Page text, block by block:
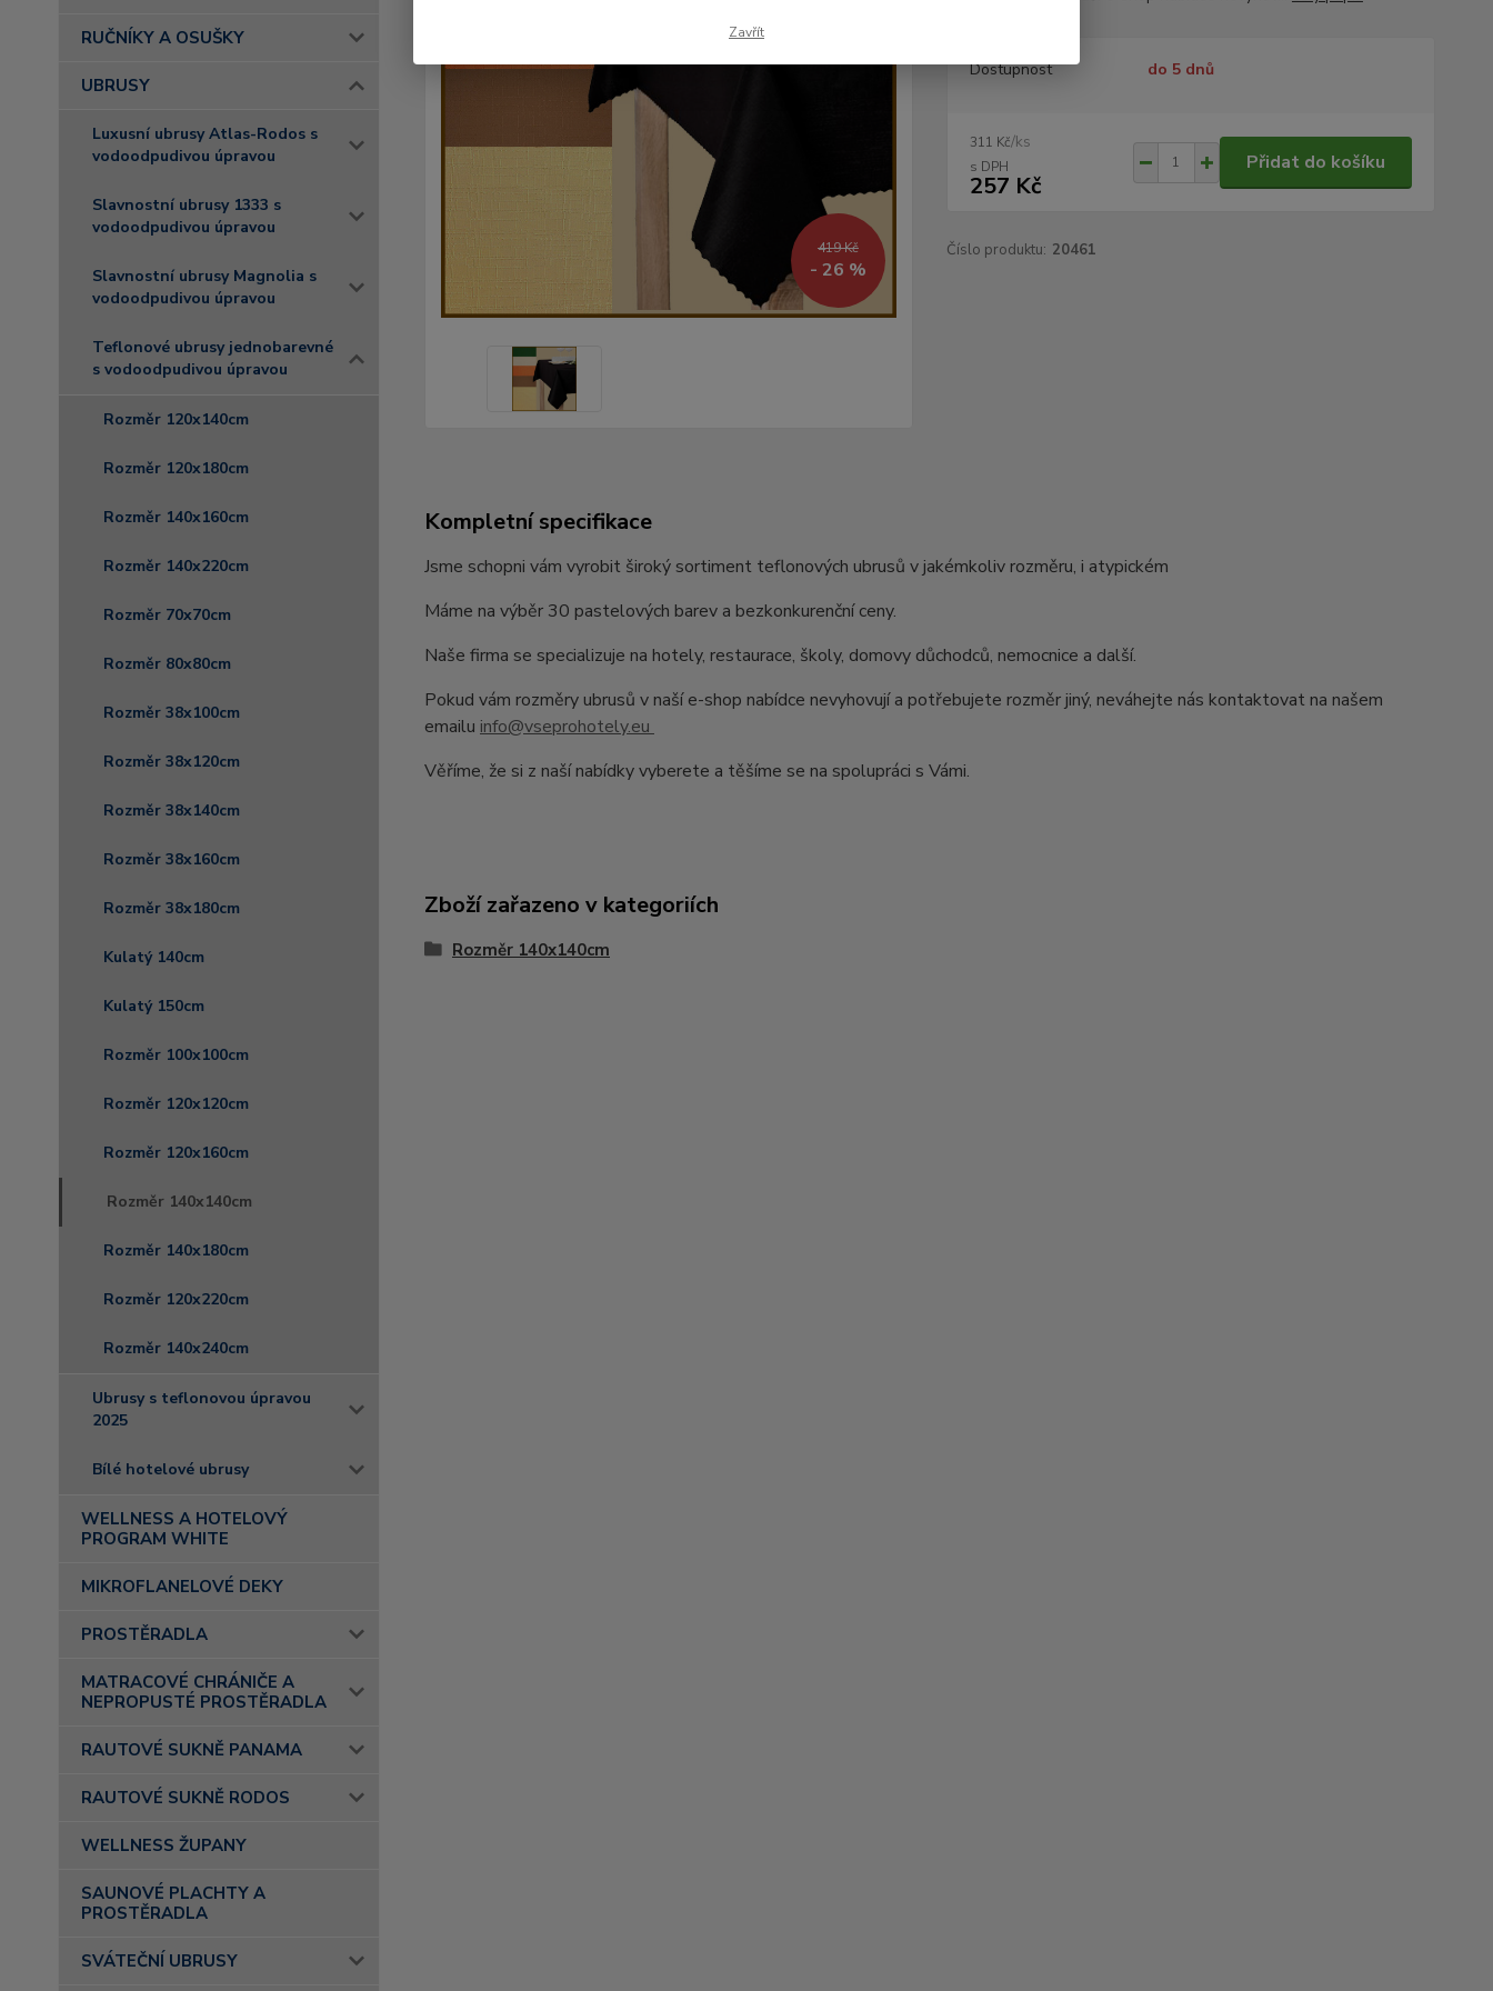
RUČNÍKY A OSUŠKY
UBRUSY
Luxusní ubrusy Atlas-Rodos s
vodoodpudivou úpravou
Slavnostní ubrusy 1333 s
vodoodpudivou úpravou
Slavnostní ubrusy Magnolia s
vodoodpudivou úpravou
Teflonové ubrusy jednobarevné
s vodoodpudivou úpravou
Rozměr 120x140cm
Rozměr 120x180cm
Rozměr 140x160cm
Rozměr 140x220cm
Rozměr 70x70cm
Rozměr 80x80cm
Rozměr 38x100cm
Rozměr 38x120cm
Rozměr 38x140cm
Rozměr 38x160cm
Rozměr 38x180cm
Kulatý 140cm
Kulatý 150cm
Rozměr 100x100cm
Rozměr 120x120cm
Rozměr 120x160cm
Rozměr 140x140cm
Rozměr 140x180cm
Rozměr 120x220cm
Rozměr 140x240cm
Ubrusy s teflonovou úpravou
2025
Bílé hotelové ubrusy
WELLNESS A HOTELOVÝ
PROGRAM WHITE
MIKROFLANELOVÉ DEKY
PROSTĚRADLA
MATRACOVÉ CHRÁNIČE A
NEPROPUSTÉ PROSTĚRADLA
RAUTOVÉ SUKNĚ PANAMA
RAUTOVÉ SUKNĚ RODOS
WELLNESS ŽUPANY
SAUNOVÉ PLACHTY A
PROSTĚRADLA
SVÁTEČNÍ UBRUSY
419 Kč
- 26 %
Dostupnost do 5 dnů
311 Kč/ks
257 Kč
Přidat do košíku
Číslo produktu: 20461
Kompletní specifikace
Jsme schopni vám vyrobit široký sortiment teflonových ubrusů v jakémkoliv rozměru, i atypickém
Máme na výběr 30 pastelových barev a bezkonkurenční ceny.
Naše firma se specializuje na hotely, restaurace, školy, domovy důchodců, nemocnice a další.
Pokud vám rozměry ubrusů v naší e-shop nabídce nevyhovují a potřebujete rozměr jiný, neváhejte nás kontaktovat na našem
emailu info@vseprohotely.eu
Věříme, že si z naší nabídky vyberete a těšíme se na spolupráci s Vámi.
Zboží zařazeno v kategoriích
Rozměr 140x140cm
Zavřít